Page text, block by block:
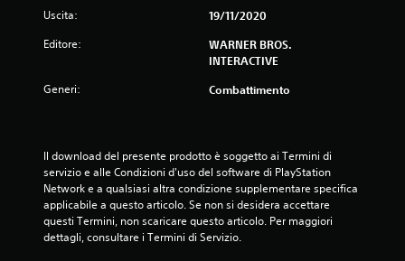
l
l
e
Uscita: 19/11/2020
Editore:
WARNER BROS.
INTERACTIVE
Generi: Combattimento
Il download del presente prodotto è soggetto ai Termini di
servizio e alle Condizioni d'uso del software di PlayStation
Network e a qualsiasi altra condizione supplementare specifica
applicabile a questo articolo. Se non si desidera accettare
questi Termini, non scaricare questo articolo. Per maggiori
dettagli, consultare i Termini di Servizio.